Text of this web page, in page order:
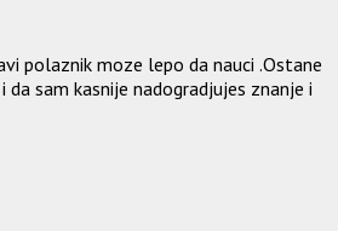
polaznik moze lepo da nauci .Ostane
sam kasnije nadogradjujes znanje i